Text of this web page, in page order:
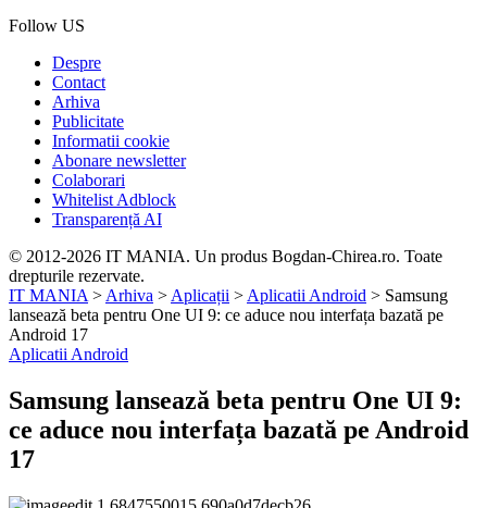
Follow US
Despre
Contact
Arhiva
Publicitate
Informatii cookie
Abonare newsletter
Colaborari
Whitelist Adblock
Transparență AI
© 2012-2026 IT MANIA. Un produs Bogdan-Chirea.ro. Toate
drepturile rezervate.
IT MANIA > Arhiva > Aplicații > Aplicatii Android > Samsung
lansează beta pentru One UI 9: ce aduce nou interfața bazată pe
Android 17
Aplicatii Android
Samsung lansează beta pentru One UI 9:
ce aduce nou interfața bazată pe Android
17